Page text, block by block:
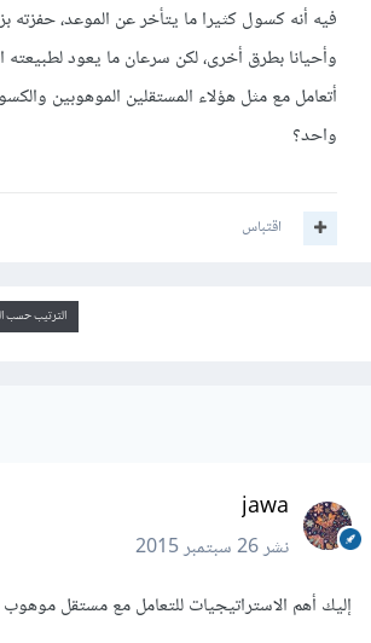
فيه أنه كسول كثيرا ما يتأخر عن الموعد، حفزته
وأحيانا بطرق أخرى، لكن سرعان ما يعود لطبيعته
أتعامل مع مثل هؤلاء المستقلين الموهوبين
واحد؟
اقتباس
الترتيب حسب
jawa
نشر26 سبتمبر 2015
إليك أهم الاستراتيجيات للتعامل مع مستقل